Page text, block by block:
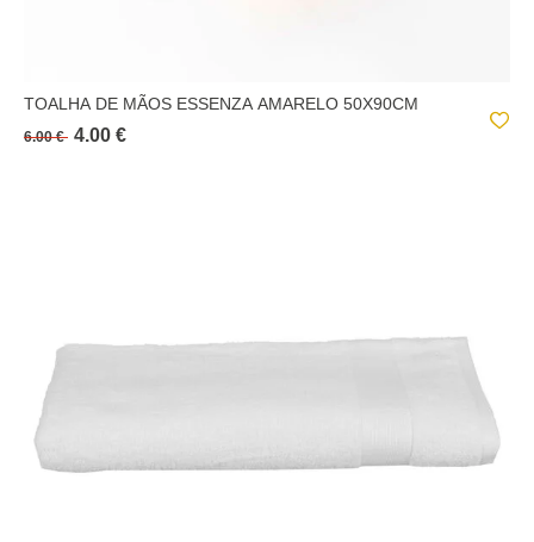
TOALHA DE MÃOS ESSENZA AMARELO 50X90CM
6.00 € 4.00 €